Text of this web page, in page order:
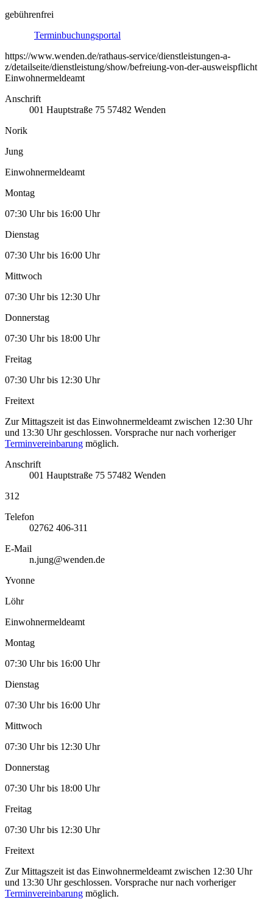
gebührenfrei
Terminbuchungsportal
https://www.wenden.de/rathaus-service/dienstleistungen-a-
z/detailseite/dienstleistung/show/befreiung-von-der-ausweispflicht
Einwohnermeldeamt
Anschrift
001 Hauptstraße 75 57482 Wenden
Norik
Jung
Einwohnermeldeamt
Montag
07:30 Uhr bis 16:00 Uhr
Dienstag
07:30 Uhr bis 16:00 Uhr
Mittwoch
07:30 Uhr bis 12:30 Uhr
Donnerstag
07:30 Uhr bis 18:00 Uhr
Freitag
07:30 Uhr bis 12:30 Uhr
Freitext
Zur Mittagszeit ist das Einwohnermeldeamt zwischen 12:30 Uhr
und 13:30 Uhr geschlossen. Vorsprache nur nach vorheriger
Terminvereinbarung möglich.
Anschrift
001 Hauptstraße 75 57482 Wenden
312
Telefon
02762 406-311
E-Mail
n.jung@wenden.de
Yvonne
Löhr
Einwohnermeldeamt
Montag
07:30 Uhr bis 16:00 Uhr
Dienstag
07:30 Uhr bis 16:00 Uhr
Mittwoch
07:30 Uhr bis 12:30 Uhr
Donnerstag
07:30 Uhr bis 18:00 Uhr
Freitag
07:30 Uhr bis 12:30 Uhr
Freitext
Zur Mittagszeit ist das Einwohnermeldeamt zwischen 12:30 Uhr
und 13:30 Uhr geschlossen. Vorsprache nur nach vorheriger
Terminvereinbarung möglich.